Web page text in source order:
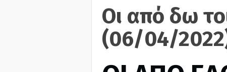
Οι από δω
(06/04/